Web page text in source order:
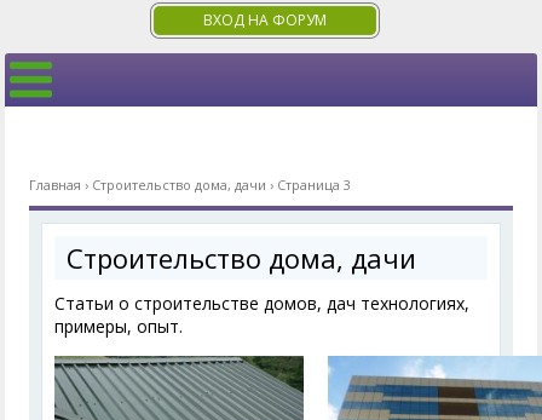
ВХОД НА ФОРУМ
Главная › Строительство дома, дачи › Страница 3
Строительство дома, дачи
Статьи о строительстве домов, дач технологиях,
примеры, опыт.